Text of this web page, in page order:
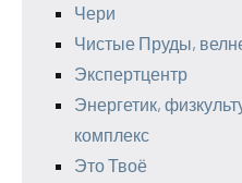
Чери
Чистые Пруды,
Экспертцентр
Энергетик,
комплекс
Это Твоё